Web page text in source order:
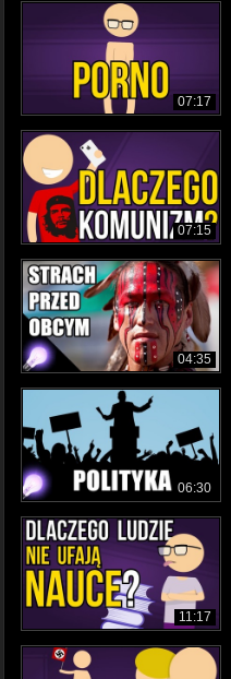
07:17
07:15
04:35
06:30
11:17